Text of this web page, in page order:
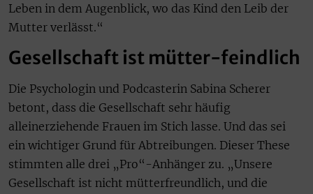
Leben in dem Augenblick, wo das Kind den Leib der
Mutter verlässt.“
Gesellschaft ist mütter-feindlich
Die Psychologin und Podcasterin Sabina Scherer
betont, dass die Gesellschaft sehr häufig
alleinerziehende Frauen im Stich lasse. Und das sei
ein wichtiger Grund für Abtreibungen. Dieser These
stimmten alle drei „Pro“-Anhänger zu. „Unsere
Gesellschaft ist nicht mütterfreundlich, und die